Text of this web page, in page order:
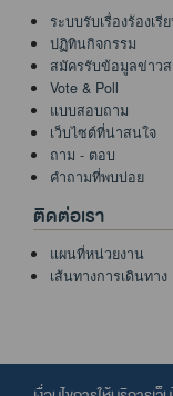
ระบบรับเรื่องร้องเรี
ปฏิทินกิจกรรม
สมัครรับข้อมูลข่าว
Vote & Poll
แบบสอบถาม
เว็บไซต์ที่น่าสนใจ
ถาม - ตอบ
คำถามที่พบบ่อย
ติดต่อเรา
แผนที่หน่วยงาน
เส้นทางการเดินทาง